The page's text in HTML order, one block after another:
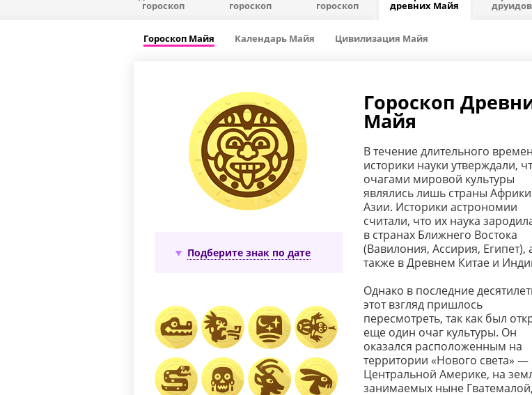
гороскоп гороскоп гороскоп древних Майя друидов
Гороскоп Майя Календарь Майя Цивилизация Майя
Подберите знак по дате
Гороскоп
Майя
В течение длительного
историки науки утверждали,
очагами мировой культуры
являлись лишь страны
Азии. Историки астрономии
считали, что их наука
в странах Ближнего Востока
(Вавилония, Ассирия, Египет),
также в Древнем Китае и
Однако в последние
этот взгляд пришлось
пересмотреть, так как был
еще один очаг культуры. Он
оказался расположенным на
территории «Нового света» —
Центральной Америке, на
занимаемых ныне Гватемалой,